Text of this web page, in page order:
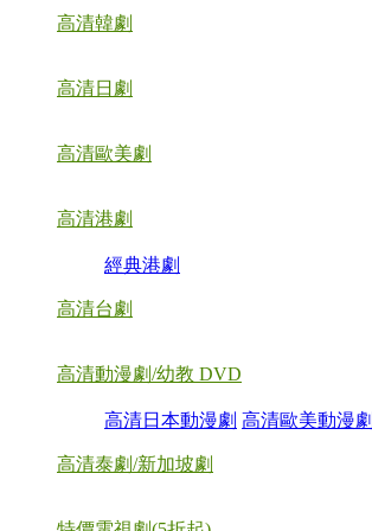
高清韓劇
高清日劇
高清歐美劇
高清港劇
經典港劇
高清台劇
高清動漫劇/幼教 DVD
高清日本動漫劇 高清歐美動漫劇
高清泰劇/新加坡劇